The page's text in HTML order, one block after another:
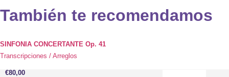
También te recomendamos
SINFONIA CONCERTANTE Op. 41
Transcripciones / Arreglos
€80,00